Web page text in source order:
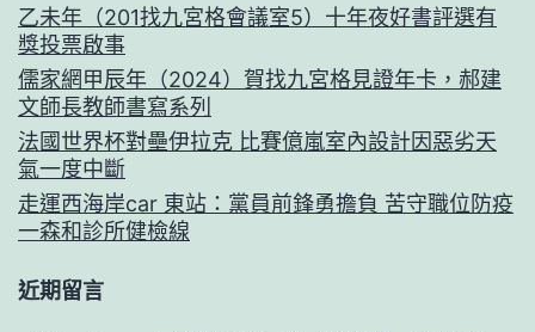
乙未年（201找九宮格會議室5）十年夜好書評選有
獎投票啟事
儒家網甲辰年（2024）賀找九宮格見證年卡，郝建
文師長教師書寫系列
法國世界杯對壘伊拉克 比賽億嵐室內設計因惡劣天
氣一度中斷
走運西海岸car 東站：黨員前鋒勇擔負 苦守職位防疫
一森和診所健檢線
近期留言